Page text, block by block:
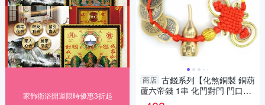
家飾衛浴開運限時優惠3折起
商店 古錢系列【化煞銅製 銅葫
蘆六帝錢 1串 化門對門 門口煞
穿堂風 】開光 擇日【吉祥開運